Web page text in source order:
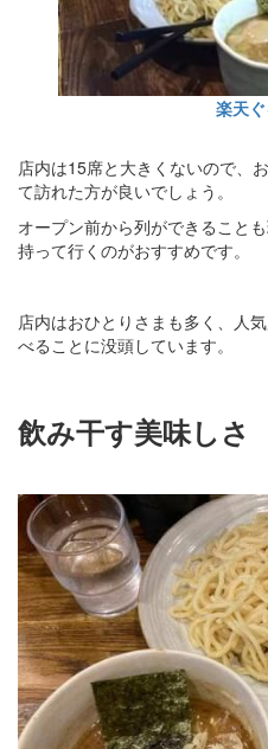
楽天
店内は15席と大きくないので、
て訪れた方が良いでしょう。
オープン前から列ができること
持って行くのがおすすめです。
店内はおひとりさまも多く、人
べることに没頭しています。
飲み干す美味しさ